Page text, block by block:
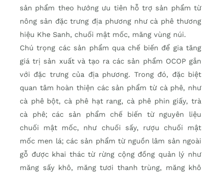
sản phẩm theo hướng ưu tiên hỗ trợ sản phẩm từ
nông sản đặc trưng địa phương như cà phê thương
hiệu Khe Sanh, chuối mật mốc, măng vùng núi.
Chú trọng các sản phẩm qua chế biến để gia tăng
giá trị sản xuất và tạo ra các sản phẩm OCOP gắn
với đặc trưng của địa phương. Trong đó, đặc biệt
quan tâm hoàn thiện các sản phẩm từ cà phê, như
cà phê bột, cà phê hạt rang, cà phê phin giấy, trà
cà phê; các sản phẩm chế biến từ nguyên liệu
chuối mật mốc, như chuối sấy, rượu chuối mật
mốc men lá; các sản phẩm từ nguồn lâm sản ngoài
gỗ được khai thác từ rừng cộng đồng quản lý như
măng sấy khô, măng tươi thanh trùng, măng khô